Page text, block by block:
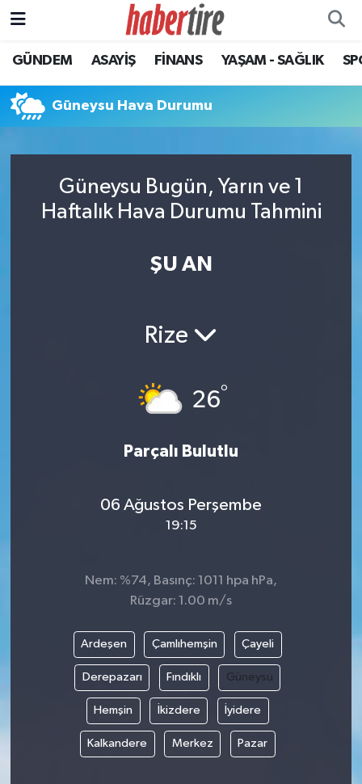
GÜNDEM ASAYİŞ FİNANS YAŞAM - SAĞLIK
Güneysu Hava Durumu
Güneysu Bugün, Yarın ve 1
Haftalık Hava Durumu Tahmini
ŞU AN
Rize
26°
Parçalı Bulutlu
06 Ağustos Perşembe
19:15
Nem: %74, Basınç: 1011 hpa hPa,
Rüzgar: 1.00 m/s
Ardeşen Çamlıhemşin Çayeli
Derepazarı Fındıklı Güneysu
Hemşin İkizdere İyidere
Kalkandere Merkez Pazar
Tire Nöbetçi Eczaneler
Tire Hava Durumu
Süper Lig Puan Durumu ve Fikstür
Son Dakika Haberleri